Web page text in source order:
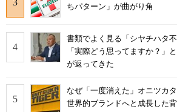
ちパターン」が曲がり角
書類でよく見る「シヤチハタ
「実際どう思ってますか？」
が返ってきた
なぜ「一度消えた」オニツカ
世界的ブランドへと成長した